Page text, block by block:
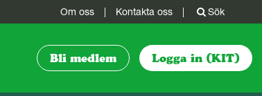
Om oss | Kontakta oss | Sök
Bli medlem Logga in (KIT)